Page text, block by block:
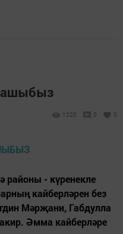
1220 0 0
районы - күренекле
кайберлә­рен без
Мәрҗани, Габдулла
Әмма кайберләре